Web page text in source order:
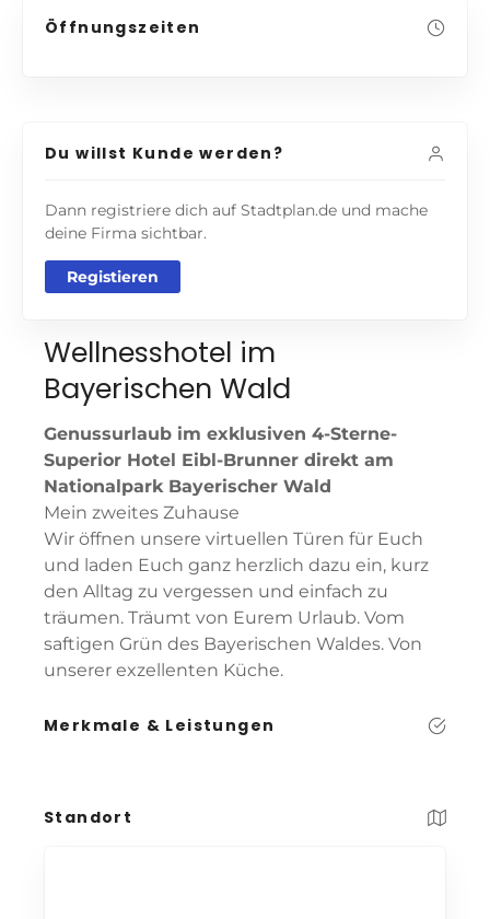
Öffnungszeiten
Du willst Kunde werden?
Dann registriere dich auf Stadtplan.de und mache
deine Firma sichtbar.
Registieren
Wellnesshotel im
Bayerischen Wald
Genussurlaub im exklusiven 4-Sterne-
Superior Hotel Eibl-Brunner direkt am
Nationalpark Bayerischer Wald
Mein zweites Zuhause
Wir öffnen unsere virtuellen Türen für Euch
und laden Euch ganz herzlich dazu ein, kurz
den Alltag zu vergessen und einfach zu
träumen. Träumt von Eurem Urlaub. Vom
saftigen Grün des Bayerischen Waldes. Von
unserer exzellenten Küche.
Merkmale & Leistungen
Standort